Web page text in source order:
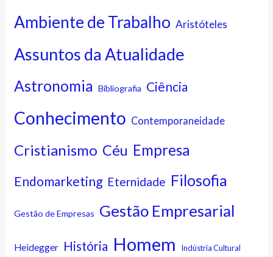
Ambiente de Trabalho Aristóteles
Assuntos da Atualidade
Astronomia Bibliografia Ciência
Conhecimento Contemporaneidade
Cristianismo Céu Empresa
Endomarketing Eternidade Filosofia
Gestão de Empresas Gestão Empresarial
Heidegger História Homem Indústria Cultural